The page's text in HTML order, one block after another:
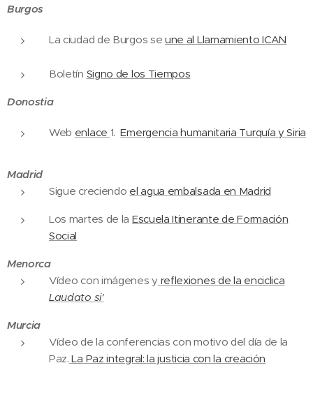
Burgos
La ciudad de Burgos seune al Llamamiento ICAN
Boletín Signo de los Tiempos
Donostia
Web enlace 1.Emergencia humanitaria Turquía y Siria
Madrid
Sigue creciendo el agua embalsada en Madrid
Los martes de la Escuela Itinerante de Formación
Social
Menorca
Vídeo con imágenes y reflexiones de la enciclica
Laudato si'
Murcia
Vídeo de la conferencias con motivo del día de la
Paz. La Paz integral: la justicia con la creación